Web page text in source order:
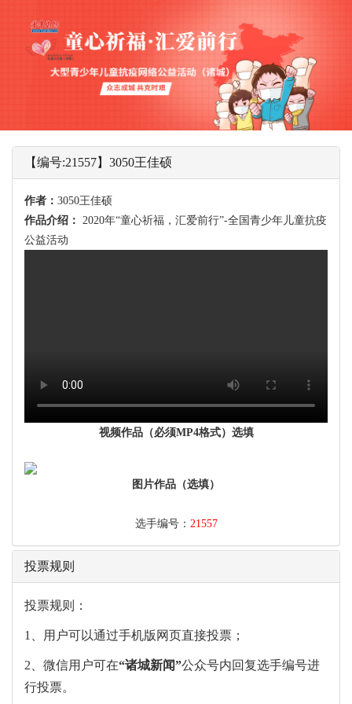
【编号:21557】3050王佳硕
作者： 3050王佳硕
作品介绍：
2020年“童心祈福，汇爱前行”-全国青少年儿童抗疫
公益活动
视频作品（必须MP4格式）选填
图片作品（选填）
选手编号： 21557
投票规则
投票规则：
1、用户可以通过手机版网页直接投票；
2、微信用户可在“诸城新闻”公众号内回复选手编号进
行投票。